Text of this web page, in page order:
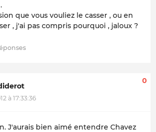
que vous vouliez le casser , ou en
, j'ai pas compris pourquoi , jaloux ?
à 17:33:36
0
J'aurais bien aimé entendre Chavez